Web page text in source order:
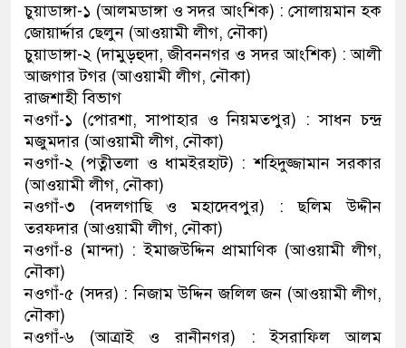
চুয়াডাঙ্গা-১ (আলমডাঙ্গা ও সদর আংশিক) : সোলায়মান হক
জোয়ার্দ্দার ছেলুন (আওয়ামী লীগ, নৌকা)
চুয়াডাঙ্গা-২ (দামুড়হুদা, জীবননগর ও সদর আংশিক) : আলী
আজগার টগর (আওয়ামী লীগ, নৌকা)
রাজশাহী বিভাগ
নওগাঁ-১ (পোরশা, সাপাহার ও নিয়মতপুর) : সাধন চন্দ্র
মজুমদার (আওয়ামী লীগ, নৌকা)
নওগাঁ-২ (পত্নীতলা ও ধামইরহাট) : শহিদুজ্জামান সরকার
(আওয়ামী লীগ, নৌকা)
নওগাঁ-৩ (বদলগাছি ও মহাদেবপুর) : ছলিম উদ্দীন
তরফদার (আওয়ামী লীগ, নৌকা)
নওগাঁ-৪ (মান্দা) : ইমাজউদ্দিন প্রামাণিক (আওয়ামী লীগ,
নৌকা)
নওগাঁ-৫ (সদর) : নিজাম উদ্দিন জলিল জন (আওয়ামী লীগ,
নৌকা)
নওগাঁ-৬ (আত্রাই ও রানীনগর) : ইসরাফিল আলম